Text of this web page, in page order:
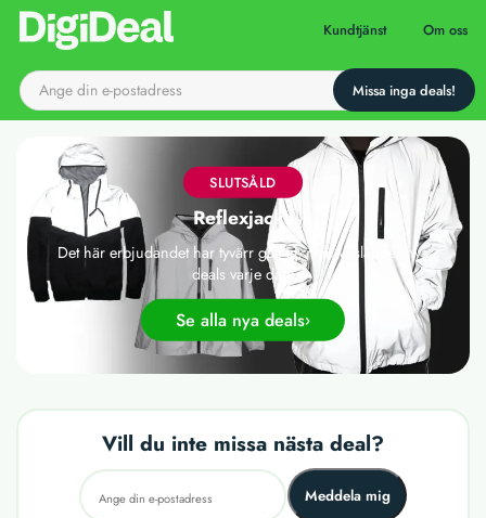
Till startsidan Kundtjänst Om oss
SLUTSÅLD
Reflexjacka
Det här erbjudandet har tyvärr gått ut, men vi släpper nya
deals varje dag!
Se alla nya deals
Vill du inte missa nästa deal?
Meddela mig